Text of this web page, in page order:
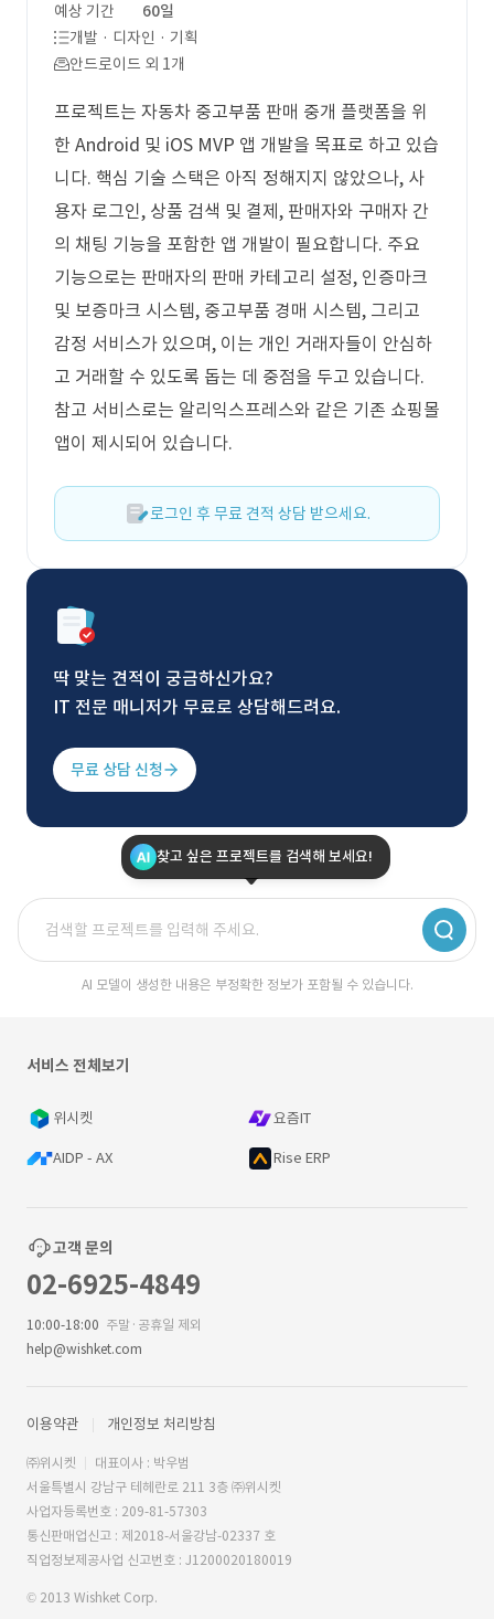
예상 기간
60일
개발 · 디자인 · 기획
안드로이드 외 1개
프로젝트는 자동차 중고부품 판매 중개 플랫폼을 위
한 Android 및 iOS MVP 앱 개발을 목표로 하고 있습
니다. 핵심 기술 스택은 아직 정해지지 않았으나, 사
용자 로그인, 상품 검색 및 결제, 판매자와 구매자 간
의 채팅 기능을 포함한 앱 개발이 필요합니다. 주요
기능으로는 판매자의 판매 카테고리 설정, 인증마크
및 보증마크 시스템, 중고부품 경매 시스템, 그리고
감정 서비스가 있으며, 이는 개인 거래자들이 안심하
고 거래할 수 있도록 돕는 데 중점을 두고 있습니다.
참고 서비스로는 알리익스프레스와 같은 기존 쇼핑몰
앱이 제시되어 있습니다.
로그인 후 무료 견적 상담 받으세요.
딱 맞는 견적이 궁금하신가요?
IT 전문 매니저가 무료로 상담해드려요.
무료 상담 신청
찾고 싶은 프로젝트를 검색해 보세요!
AI 모델이 생성한 내용은 부정확한 정보가 포함될 수 있습니다.
서비스 전체보기
위시켓 요즘IT
AIDP - AX Rise ERP
고객 문의
02-6925-4849
10:00-18:00 주말·공휴일 제외
help@wishket.com
이용약관 개인정보 처리방침
㈜위시켓
대표이사 : 박우범
서울특별시 강남구 테헤란로 211 3층 ㈜위시켓
사업자등록번호 : 209-81-57303
통신판매업신고 : 제2018-서울강남-02337 호
직업정보제공사업 신고번호 : J1200020180019
© 2013 Wishket Corp.